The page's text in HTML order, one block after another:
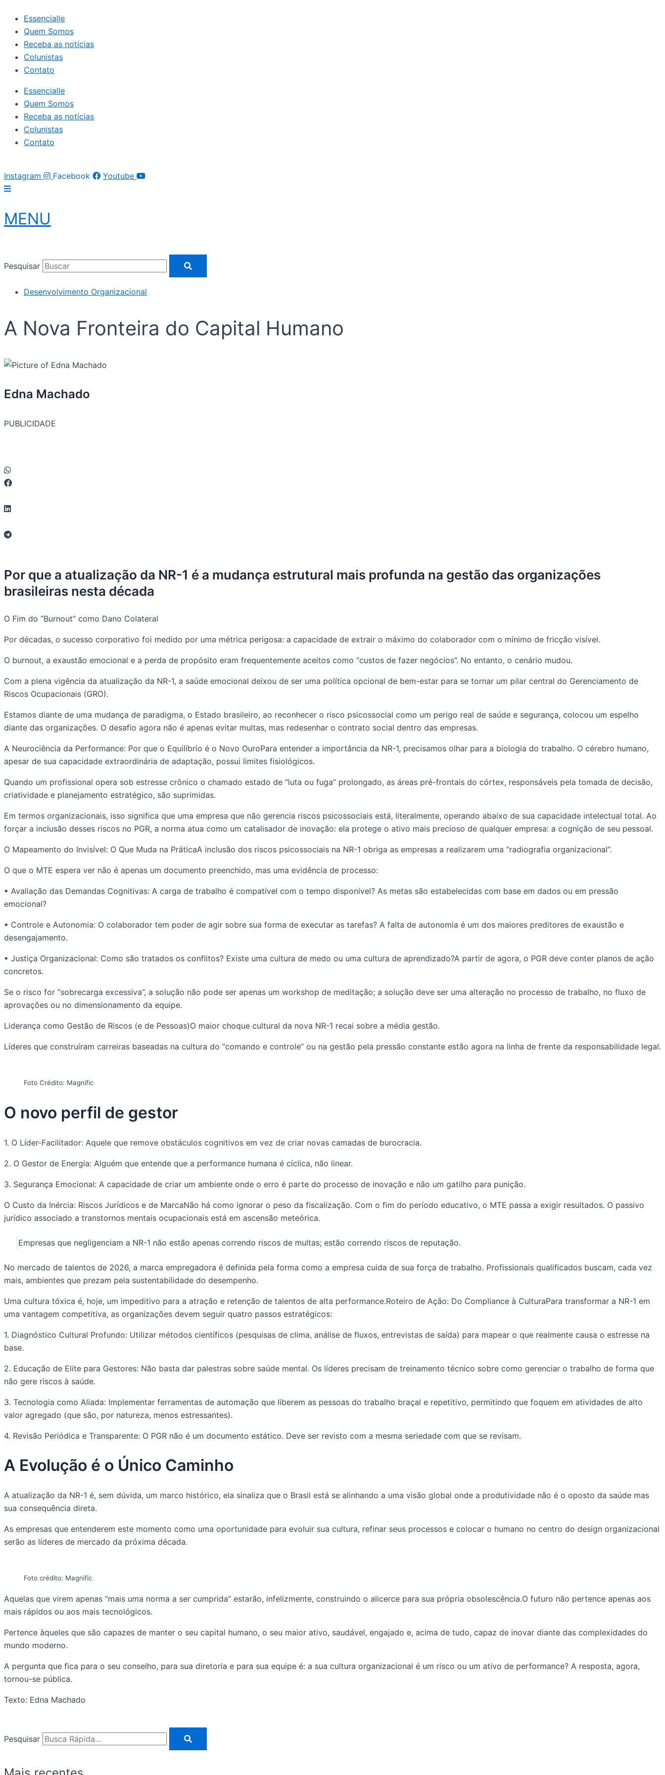
para
conteúdo
Essencialle
Quem Somos
Receba as notícias
Colunistas
Contato
Essencialle
Quem Somos
Receba as notícias
Colunistas
Contato
Instagram Facebook Youtube
MENU
Pesquisar
Desenvolvimento Organizacional
A Nova Fronteira do Capital Humano
Edna Machado
PUBLICIDADE
Por que a atualização da NR-1 é a mudança estrutural mais profunda na gestão das organizações
brasileiras nesta década
O Fim do “Burnout” como Dano Colateral
Por décadas, o sucesso corporativo foi medido por uma métrica perigosa: a capacidade de extrair o máximo do colaborador com o mínimo de fricção visível.
O burnout, a exaustão emocional e a perda de propósito eram frequentemente aceitos como “custos de fazer negócios”. No entanto, o cenário mudou.
Com a plena vigência da atualização da NR-1, a saúde emocional deixou de ser uma política opcional de bem-estar para se tornar um pilar central do Gerenciamento de
Riscos Ocupacionais (GRO).
Estamos diante de uma mudança de paradigma, o Estado brasileiro, ao reconhecer o risco psicossocial como um perigo real de saúde e segurança, colocou um espelho
diante das organizações. O desafio agora não é apenas evitar multas, mas redesenhar o contrato social dentro das empresas.
A Neurociência da Performance: Por que o Equilíbrio é o Novo OuroPara entender a importância da NR-1, precisamos olhar para a biologia do trabalho. O cérebro humano,
apesar de sua capacidade extraordinária de adaptação, possui limites fisiológicos.
Quando um profissional opera sob estresse crônico o chamado estado de “luta ou fuga” prolongado, as áreas pré-frontais do córtex, responsáveis pela tomada de decisão,
criatividade e planejamento estratégico, são suprimidas.
Em termos organizacionais, isso significa que uma empresa que não gerencia riscos psicossociais está, literalmente, operando abaixo de sua capacidade intelectual total. Ao
forçar a inclusão desses riscos no PGR, a norma atua como um catalisador de inovação: ela protege o ativo mais precioso de qualquer empresa: a cognição de seu pessoal.
O Mapeamento do Invisível: O Que Muda na PráticaA inclusão dos riscos psicossociais na NR-1 obriga as empresas a realizarem uma “radiografia organizacional”.
O que o MTE espera ver não é apenas um documento preenchido, mas uma evidência de processo:
• Avaliação das Demandas Cognitivas: A carga de trabalho é compatível com o tempo disponível? As metas são estabelecidas com base em dados ou em pressão
emocional?
• Controle e Autonomia: O colaborador tem poder de agir sobre sua forma de executar as tarefas? A falta de autonomia é um dos maiores preditores de exaustão e
desengajamento.
• Justiça Organizacional: Como são tratados os conflitos? Existe uma cultura de medo ou uma cultura de aprendizado?A partir de agora, o PGR deve conter planos de ação
concretos.
Se o risco for “sobrecarga excessiva”, a solução não pode ser apenas um workshop de meditação; a solução deve ser uma alteração no processo de trabalho, no fluxo de
aprovações ou no dimensionamento da equipe.
Liderança como Gestão de Riscos (e de Pessoas)O maior choque cultural da nova NR-1 recai sobre a média gestão.
Líderes que construíram carreiras baseadas na cultura do “comando e controle” ou na gestão pela pressão constante estão agora na linha de frente da responsabilidade legal.
Foto Crédito: Magnific
O novo perfil de gestor
1. O Líder-Facilitador: Aquele que remove obstáculos cognitivos em vez de criar novas camadas de burocracia.
2. O Gestor de Energia: Alguém que entende que a performance humana é cíclica, não linear.
3. Segurança Emocional: A capacidade de criar um ambiente onde o erro é parte do processo de inovação e não um gatilho para punição.
O Custo da Inércia: Riscos Jurídicos e de MarcaNão há como ignorar o peso da fiscalização. Com o fim do período educativo, o MTE passa a exigir resultados. O passivo
jurídico associado a transtornos mentais ocupacionais está em ascensão meteórica.
Empresas que negligenciam a NR-1 não estão apenas correndo riscos de multas; estão correndo riscos de reputação.
No mercado de talentos de 2026, a marca empregadora é definida pela forma como a empresa cuida de sua força de trabalho. Profissionais qualificados buscam, cada vez
mais, ambientes que prezam pela sustentabilidade do desempenho.
Uma cultura tóxica é, hoje, um impeditivo para a atração e retenção de talentos de alta performance.Roteiro de Ação: Do Compliance à CulturaPara transformar a NR-1 em
uma vantagem competitiva, as organizações devem seguir quatro passos estratégicos:
1. Diagnóstico Cultural Profundo: Utilizar métodos científicos (pesquisas de clima, análise de fluxos, entrevistas de saída) para mapear o que realmente causa o estresse na
base.
2. Educação de Elite para Gestores: Não basta dar palestras sobre saúde mental. Os líderes precisam de treinamento técnico sobre como gerenciar o trabalho de forma que
não gere riscos à saúde.
3. Tecnologia como Aliada: Implementar ferramentas de automação que liberem as pessoas do trabalho braçal e repetitivo, permitindo que foquem em atividades de alto
valor agregado (que são, por natureza, menos estressantes).
4. Revisão Periódica e Transparente: O PGR não é um documento estático. Deve ser revisto com a mesma seriedade com que se revisam.
A Evolução é o Único Caminho
A atualização da NR-1 é, sem dúvida, um marco histórico, ela sinaliza que o Brasil está se alinhando a uma visão global onde a produtividade não é o oposto da saúde mas
sua consequência direta.
As empresas que entenderem este momento como uma oportunidade para evoluir sua cultura, refinar seus processos e colocar o humano no centro do design organizacional
serão as líderes de mercado da próxima década.
Foto crédito: Magnific
Aquelas que virem apenas “mais uma norma a ser cumprida” estarão, infelizmente, construindo o alicerce para sua própria obsolescência.O futuro não pertence apenas aos
mais rápidos ou aos mais tecnológicos.
Pertence àqueles que são capazes de manter o seu capital humano, o seu maior ativo, saudável, engajado e, acima de tudo, capaz de inovar diante das complexidades do
mundo moderno.
A pergunta que fica para o seu conselho, para sua diretoria e para sua equipe é: a sua cultura organizacional é um risco ou um ativo de performance? A resposta, agora,
tornou-se pública.
Texto: Edna Machado
Pesquisar